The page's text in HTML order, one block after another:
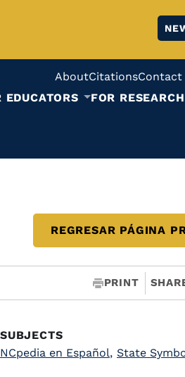
AboutCitationsContact
EDUCATORS FOR
REGRESAR PÁGINA
PRINT
SUBJECTS
NCpedia en Español, State